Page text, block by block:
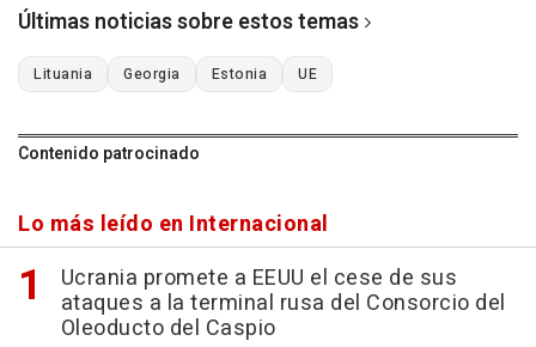
Últimas noticias sobre estos temas
Lituania Georgia Estonia UE
Contenido patrocinado
Lo más leído en Internacional
Ucrania promete a EEUU el cese de sus
ataques a la terminal rusa del Consorcio del
Oleoducto del Caspio